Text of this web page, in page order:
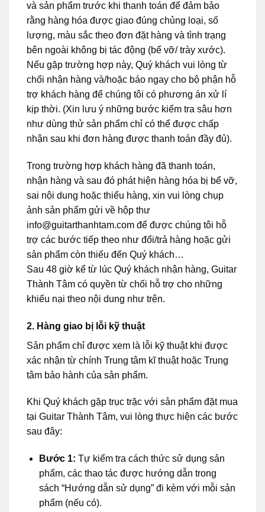
và sản phẩm trước khi thanh toán để đảm bảo
rằng hàng hóa được giao đúng chủng loại, số
lượng, màu sắc theo đơn đặt hàng và tình trạng
bên ngoài không bị tác động (bể vỡ/ trày xước).
Nếu gặp trường hợp này, Quý khách vui lòng từ
chối nhận hàng và/hoặc báo ngay cho bộ phận hỗ
trợ khách hàng để chúng tôi có phương án xử lí
kịp thời. (Xin lưu ý những bước kiểm tra sâu hơn
như dùng thử sản phẩm chỉ có thể được chấp
nhận sau khi đơn hàng được thanh toán đầy đủ).
Trong trường hợp khách hàng đã thanh toán,
nhận hàng và sau đó phát hiện hàng hóa bị bể vỡ,
sai nội dung hoặc thiếu hàng, xin vui lòng chụp
ảnh sản phẩm gửi về hộp thư
info@guitarthanhtam.com để được chúng tôi hỗ
trợ các bước tiếp theo như đổi/trả hàng hoặc gửi
sản phẩm còn thiếu đến Quý khách…
Sau 48 giờ kể từ lúc Quý khách nhận hàng, Guitar
Thành Tâm có quyền từ chối hỗ trợ cho những
khiếu nại theo nội dung như trên.
2. Hàng giao bị lỗi kỹ thuật
Sản phẩm chỉ được xem là lỗi kỹ thuật khi được
xác nhận từ chính Trung tâm kĩ thuật hoặc Trung
tâm bảo hành của sản phẩm.
Khi Quý khách gặp trục trặc với sản phẩm đặt mua
tại Guitar Thành Tâm, vui lòng thực hiện các bước
sau đây:
Bước 1: Tự kiểm tra cách thức sử dụng sản
phẩm, các thao tác được hướng dẫn trong
sách “Hướng dẫn sử dụng” đi kèm với mỗi sản
phẩm (nếu có).